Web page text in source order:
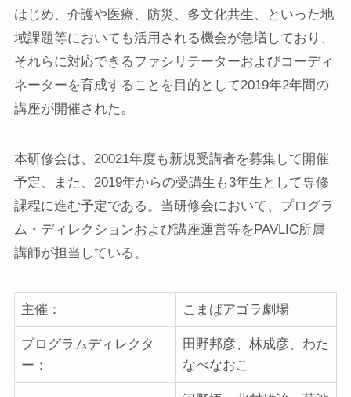
はじめ、介護や医療、防災、多文化共生、といった地
域課題等においても活用される機会が急増しており、
それらに対応できるファシリテーターおよびコーディ
ネーターを育成することを目的として2019年2年間の
講座が開催された。
本研修会は、20021年度も新規受講者を募集して開催
予定、また、2019年からの受講生も3年生として専修
課程に進む予定である。当研修会において、プログラ
ム・ディレクションおよび講座運営等をPAVLIC所属
講師が担当している。
主催： こまばアゴラ劇場
プログラムディレクタ
ー：
田野邦彦、林成彦、わた
なべなおこ